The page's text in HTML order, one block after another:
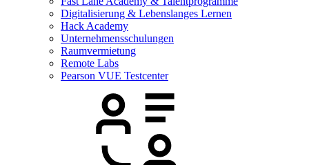
Digitalisierung & Lebenslanges Lernen
Hack Academy
Unternehmensschulungen
Raumvermietung
Remote Labs
Pearson VUE Testcenter